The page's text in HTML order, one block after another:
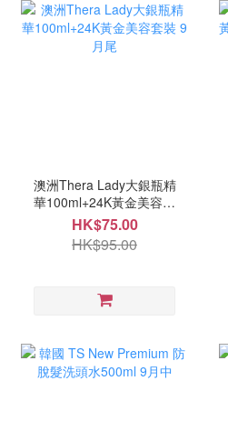
澳洲Thera Lady大銀瓶精
華100ml+24K黃金美容套
裝 9月尾
HK$75.00
HK$95.00